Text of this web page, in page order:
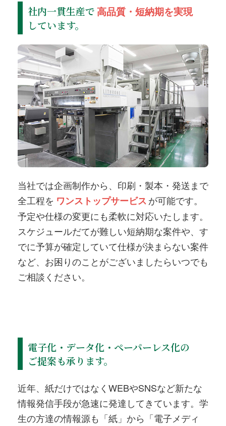
社内一貫生産で高品質・短納期を実現
しています。
当社では企画制作から、印刷・製本・発送まで
全工程を ワンストップサービスが可能です。
予定や仕様の変更にも柔軟に対応いたします。
スケジュールだてが難しい短納期な案件や、す
でに予算が確定していて仕様が決まらない案件
など、お困りのことがございましたらいつでも
ご相談ください。
電子化・データ化・ペーパーレス化の
ご提案も承ります。
近年、紙だけではなくWEBやSNSなど新たな
情報発信手段が急速に発達してきています。学
生の方達の情報源も「紙」から「電子メディ